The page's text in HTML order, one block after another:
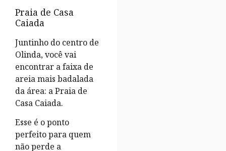
Praia de Casa
Caiada
Juntinho do centro de
Olinda, você vai
encontrar a faixa de
areia mais badalada
da área: a Praia de
Casa Caiada.
Esse é o ponto
perfeito para quem
não perde a